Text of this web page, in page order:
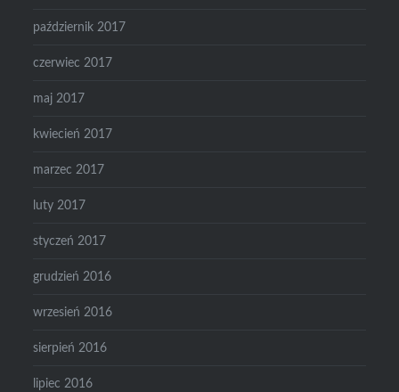
październik 2017
czerwiec 2017
maj 2017
kwiecień 2017
marzec 2017
luty 2017
styczeń 2017
grudzień 2016
wrzesień 2016
sierpień 2016
lipiec 2016